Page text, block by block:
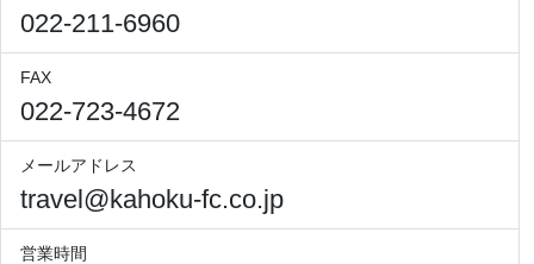
022-211-6960
FAX
022-723-4672
メールアドレス
travel@kahoku-fc.co.jp
営業時間